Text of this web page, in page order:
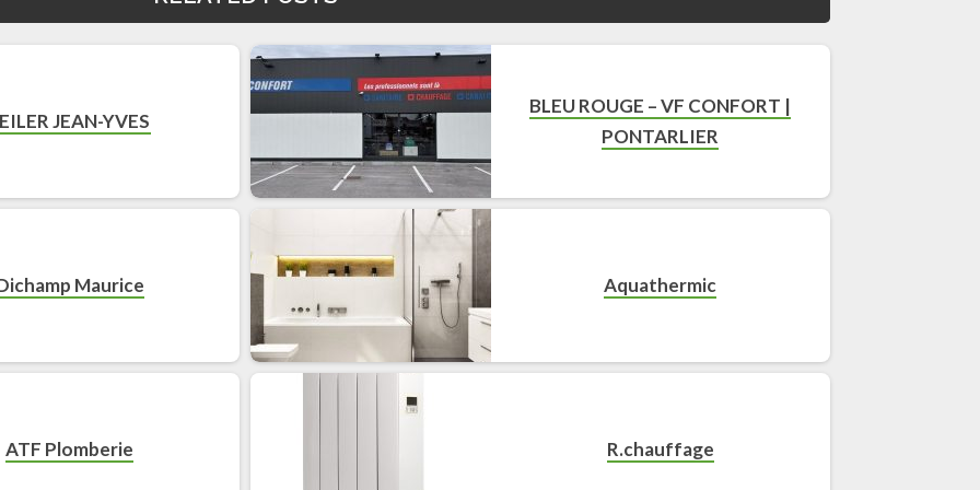
JEAN-YVES
BLEU ROUGE – VF CONFORT |
PONTARLIER
Maurice Aquathermic
ATF Plomberie R.chauffage